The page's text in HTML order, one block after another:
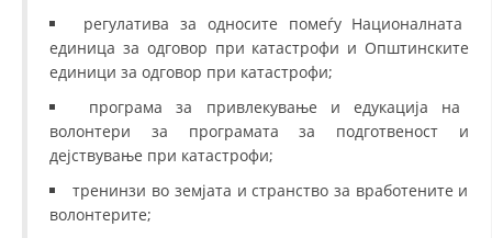
регулатива за односите помеѓу Националната
единица за одговор при катастрофи и Општинските
единици за одговор при катастрофи;
програма за привлекување и едукација на
волонтери за програмата за подготвеност и
дејствување при катастрофи;
тренинзи во земјата и странство за вработените и
волонтерите;